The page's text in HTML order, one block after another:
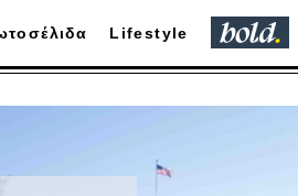
Lifestyle